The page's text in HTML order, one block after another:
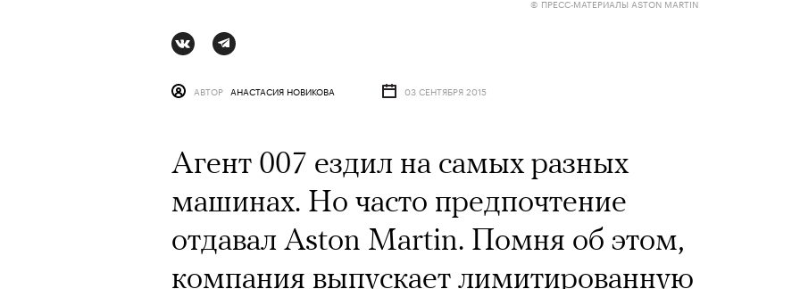
© ПРЕСС-МАТЕРИАЛЫ ASTON MARTIN
АВТОР АНАСТАСИЯ НОВИКОВА 03 СЕНТЯБРЯ 2015
Агент 007 ездил на самых разных
машинах. Но часто предпочтение
отдавал Aston Martin. Помня об этом,
компания выпускает лимитированную